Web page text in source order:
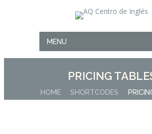
MENU
PRICING
HOME SHORTCODES